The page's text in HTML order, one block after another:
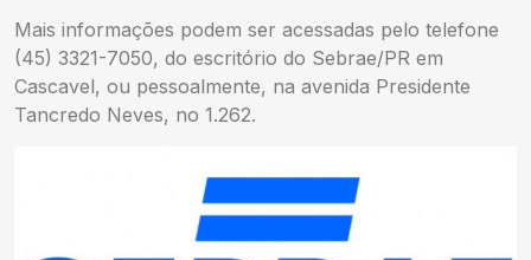
Mais informações podem ser acessadas pelo telefone
(45) 3321-7050, do escritório do Sebrae/PR em
Cascavel, ou pessoalmente, na avenida Presidente
Tancredo Neves, no 1.262.